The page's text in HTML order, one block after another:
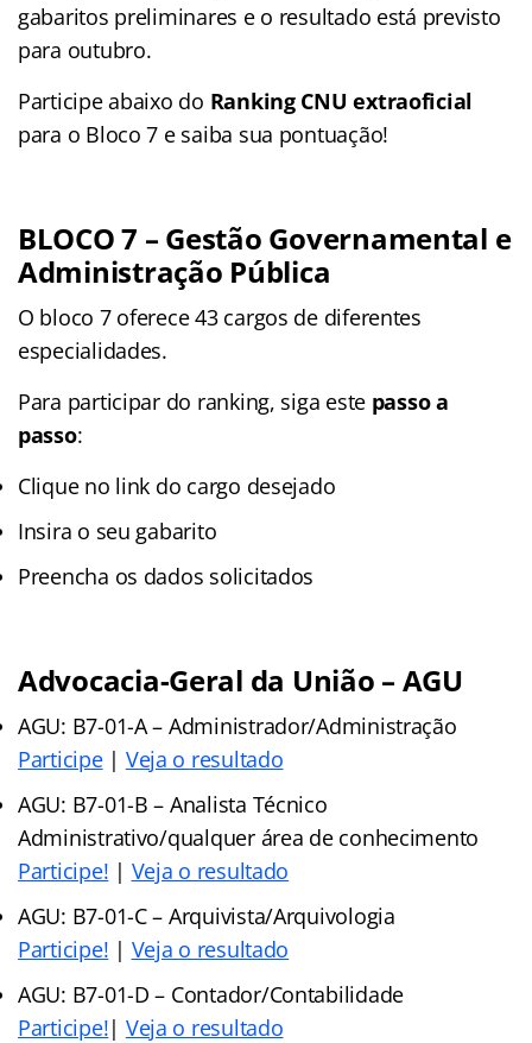
gabaritos preliminares e o resultado está previsto
para outubro.
Participe abaixo do Ranking CNU extraoficial
para o Bloco 7 e saiba sua pontuação!
BLOCO 7 – Gestão Governamental e
Administração Pública
O bloco 7 oferece 43 cargos de diferentes
especialidades.
Para participar do ranking, siga este passo a
passo:
Clique no link do cargo desejado
Insira o seu gabarito
Preencha os dados solicitados
Advocacia-Geral da União – AGU
AGU: B7-01-A – Administrador/Administração
Participe| Veja o resultado
AGU: B7-01-B – Analista Técnico
Administrativo/qualquer área de conhecimento
Participe! | Veja o resultado
AGU: B7-01-C – Arquivista/Arquivologia
Participe! | Veja o resultado
AGU: B7-01-D – Contador/Contabilidade
Participe!| Veja o resultado